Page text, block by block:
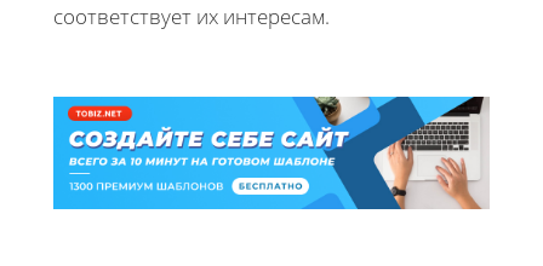
соответствует их интересам.